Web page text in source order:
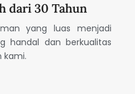
dari 30 Tahun
yang luas menjadi
handal dan berkualitas
kami.